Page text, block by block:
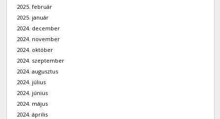
2025. február
2025. január
2024. december
2024. november
2024. október
2024. szeptember
2024. augusztus
2024. július
2024. június
2024. május
2024. április